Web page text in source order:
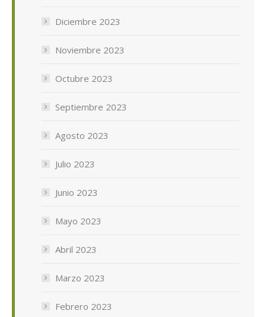
Diciembre 2023
Noviembre 2023
Octubre 2023
Septiembre 2023
Agosto 2023
Julio 2023
Junio 2023
Mayo 2023
Abril 2023
Marzo 2023
Febrero 2023